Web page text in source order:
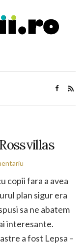
copii fara a avea
plan sigur era
sa ne abatem
interesante.
a fost Lepsa –